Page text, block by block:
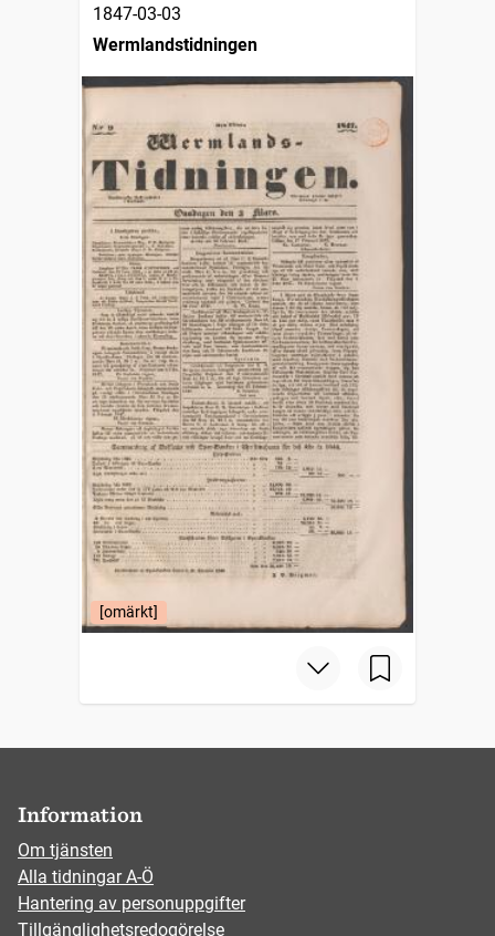
1847-03-03
Wermlandstidningen
[omärkt]
Information
Om tjänsten
Alla tidningar A-Ö
Hantering av personuppgifter
Tillgänglighetsredogörelse